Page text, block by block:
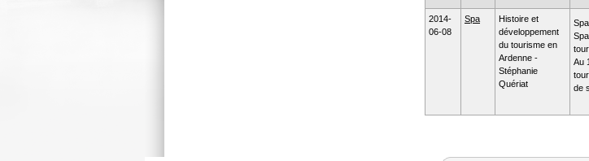
2014-
06-08
Spa
Histoire et
développement
du tourisme en
Ardenne -
Stéphanie
Quériat
Au
de